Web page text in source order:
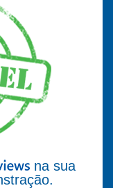
na sua